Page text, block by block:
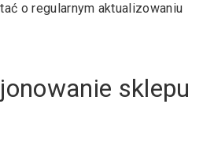
o regularnym aktualizowaniu
sklepu